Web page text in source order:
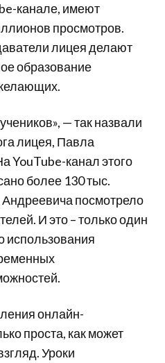
канале, имеют
просмотров.
лицея делают
образование
— так назвали
лицея, Павла
YouTube-канал этого
более 130 тыс.
посмотрело
И это – только один
использования
онлайн-
проста, как может
Уроки